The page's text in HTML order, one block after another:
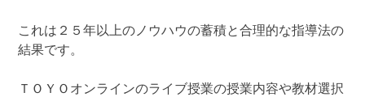
これは２５年以上のノウハウの蓄積と合理的な指導法の
結果です。
ＴＯＹＯオンラインのライブ授業の授業内容や教材選択